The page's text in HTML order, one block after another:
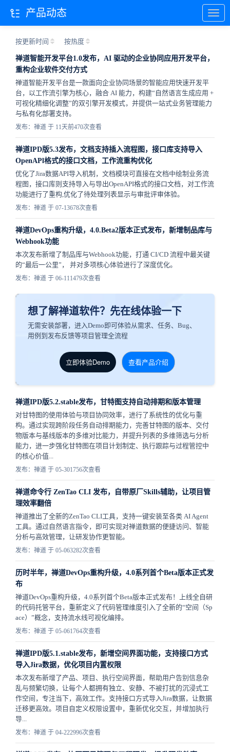
按更新时间 按热度
禅道智能开发平台1.0发布，AI 驱动的企业协同应用开发平台，
重构企业软件交付方式
禅道智能开发平台是一款面向企业协同场景的智能应用快速开发平
台，以工作流引擎为核心，融合 AI 能力，构建“自然语言生成应用 +
可视化精细化调整”的双引擎开发模式，并提供一站式业务管理能力
与私有化部署支持。
发布：禅道 于 11天前470次查看
禅道IPD版5.3发布，文档支持插入流程图，接口库支持导入
OpenAPl格式的接口文档，工作流重构优化
优化了Jira数据API导入机制，文档模块可直接在文档中绘制业务流
程图，接口库则支持导入与导出OpenAPI格式的接口文档，对工作流
功能进行了重构,优化了待处理列表显示与审批评审体验。
发布：禅道 于 07-13678次查看
禅道DevOps重构升级，4.0.Beta2版本正式发布，新增制品库与
Webhook功能
本次发布新增了制品库与Webhook功能，打通 CI/CD 流程中最关键
的“最后一公里”， 并对多项核心体验进行了深度优化。
发布：禅道 于 06-111479次查看
想了解禅道软件？先在线体验一下
无需安装部署，进入Demo即可体验从需求、任务、Bug、
用例到发布反馈等项目管理全流程
立即体验Demo 查看产品介绍
禅道IPD版5.2.stable发布，甘特图支持自动排期和版本管理
对甘特图的使用体验与项目协同效率，进行了系统性的优化与重
构。通过实现跨阶段任务自动排期能力，完善甘特图的版本、交付
物版本与基线版本的多维对比能力，并提升列表的多维筛选与分析
能力，进一步强化甘特图在项目计划制定、执行跟踪与过程管控中
的核心价值...
发布：禅道 于 05-301756次查看
禅道命令行 ZenTao CLI 发布，自带原厂Skills辅助，让项目管
理效率翻倍
禅道推出了全新的ZenTao CLI工具，支持一键安装至各类 AI Agent
工具。通过自然语言指令，即可实现对禅道数据的便捷访问、智能
分析与高效管理，让研发协作更智能。
发布：禅道 于 05-063282次查看
历时半年，禅道DevOps重构升级，4.0系列首个Beta版本正式发
布
禅道DevOps重构升级，4.0系列首个Beta版本正式发布！上线全自研
的代码托管平台，重新定义了代码管理维度引入了全新的“空间（Sp
ace）”概念，支持流水线可视化编排。
发布：禅道 于 05-061764次查看
禅道IPD版5.1.stable发布，新增空间界面功能，支持接口方式
导入Jira数据，优化项目内置权限
本次发布新增了产品、项目、执行空间界面，帮助用户告别信息杂
乱与频繁切换，让每个人都拥有独立、安静、不被打扰的沉浸式工
作空间，专注当下，高效工作。支持接口方式导入Jira数据，让数据
迁移更高效。项目自定义权限设置中，重新优化交互，并增加执行
导...
发布：禅道 于 04-222996次查看
产品动态